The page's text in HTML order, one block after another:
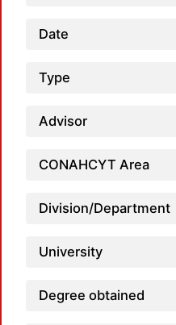
Date
Type
Advisor
CONAHCYT Area
Division/Department
University
Degree obtained